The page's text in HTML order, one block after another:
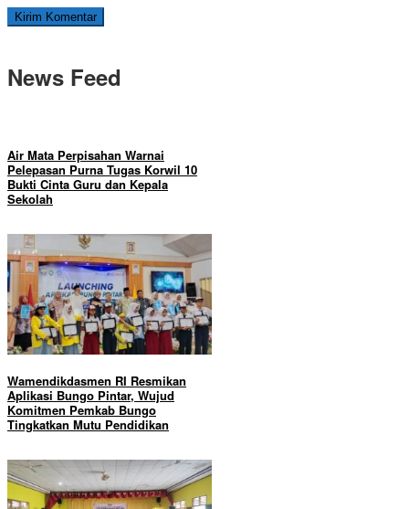
News Feed
Air Mata Perpisahan Warnai
Pelepasan Purna Tugas Korwil 10
Bukti Cinta Guru dan Kepala
Sekolah
Wamendikdasmen RI Resmikan
Aplikasi Bungo Pintar, Wujud
Komitmen Pemkab Bungo
Tingkatkan Mutu Pendidikan